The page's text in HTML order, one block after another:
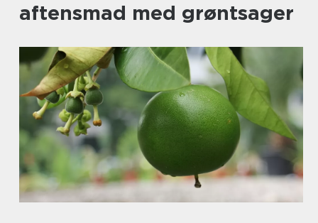
aftensmad med grøntsager